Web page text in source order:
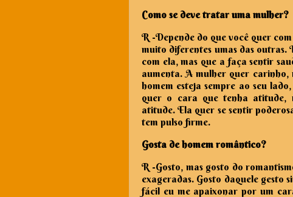
Como se deve tratar uma mulher?
R -Depende do que você quer
muito diferentes umas das
com ela, mas que a faça sentir
aumenta. A mulher quer carinho,
homem esteja sempre ao seu
quer o cara que tenha atitude,
atitude. Ela quer se sentir
tem pulso firme.
Gosta de homem romântico?
R -Gosto, mas gosto do
exageradas. Gosto daquele gesto
fácil eu me apaixonar por um